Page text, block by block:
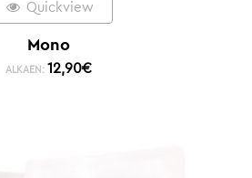
Quickview
Mono
ALKAEN: 12,90€